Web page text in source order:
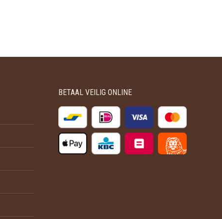
BETAAL VEILIG ONLINE